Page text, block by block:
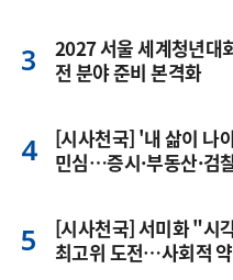
2027 서울 세계청년
전 분야 준비 본격화
[시사천국] '내 삶이 나
민심…증시·부동산·검
[시사천국] 서미화 "시
최고위 도전…사회적